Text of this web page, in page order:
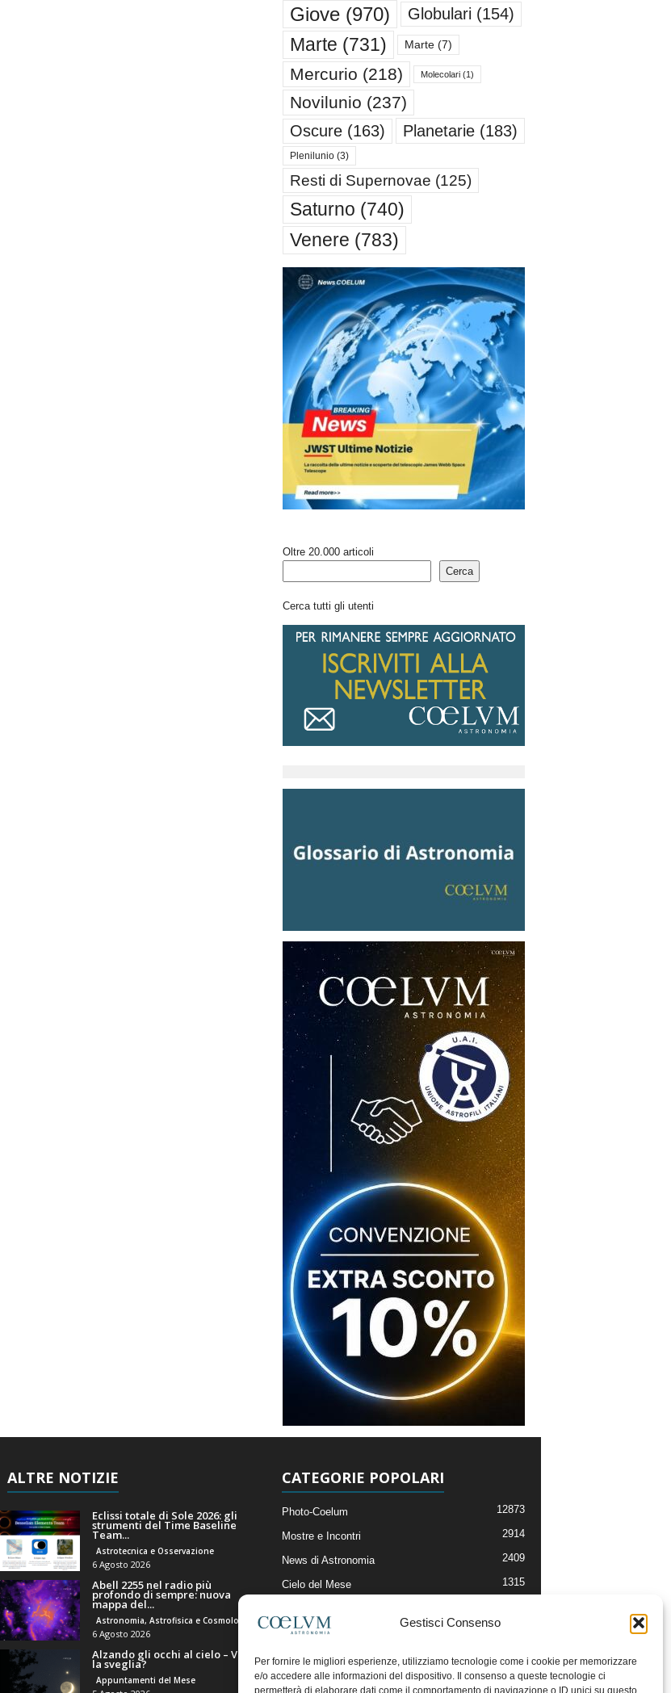
Gestisci Consenso
Per fornire le migliori esperienze, utilizziamo tecnologie come i cookie per memorizzare
e/o accedere alle informazioni del dispositivo. Il consenso a queste tecnologie ci
permetterà di elaborare dati come il comportamento di navigazione o ID unici su questo
Giove(970) Globulari (154)
Marte (731) Marte(7)
Mercurio (218) Molecolari(1)
Novilunio (237)
Oscure(163) Planetarie(183)
Plenilunio(3)
Resti di Supernovae (125)
Saturno (740)
Venere (783)
Oltre 20.000 articoli
Cerca
Cerca tutti gli utenti
ALTRE NOTIZIE
Eclissi totale di Sole 2026: gli
strumenti del Time Baseline
Team...
Astrotecnica e Osservazione
6 Agosto 2026
Abell 2255 nel radio più
profondo di sempre: nuova
mappa del...
Astronomia, Astrofisica e Cosmologia
6 Agosto 2026
Alzando gli occhi al cielo – Vale
la sveglia?
Appuntamenti del Mese
CATEGORIE POPOLARI
Photo-Coelum 12873
Mostre e Incontri 2914
News di Astronomia 2409
Cielo del Mese 1315
Articoli e Risorse On-Line
Il Blog della Redazione